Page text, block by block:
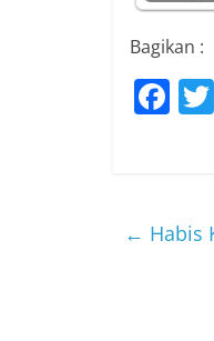
Bagikan :
F
b
← Habis